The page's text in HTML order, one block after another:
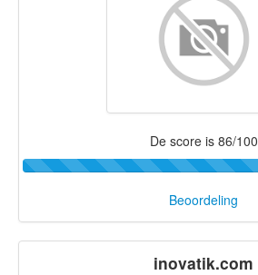
De score is 86/100
Beoordeling
inovatik.com